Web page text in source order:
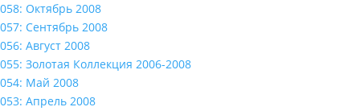
058: Октябрь 2008
057: Сентябрь 2008
056: Август 2008
055: Золотая Коллекция 2006-2008
054: Май 2008
053: Апрель 2008